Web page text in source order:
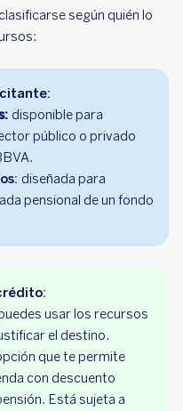
según quién lo
disponible para
público o privado
diseñada para
pensional de un fondo
usar los recursos
el destino.
que te permite
con descuento
Está sujeta a